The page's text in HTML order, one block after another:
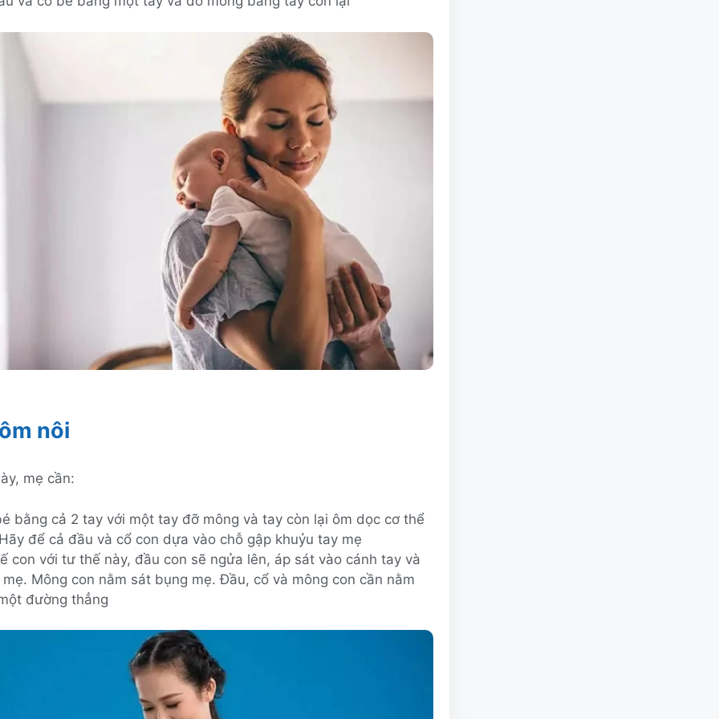
nôi
mẹ cần:
bằng cả 2 tay với một tay đỡ mông và tay còn lại ôm dọc cơ thể
để cả đầu và cổ con dựa vào chỗ gập khuỷu tay mẹ
con với tư thế này, đầu con sẽ ngửa lên, áp sát vào cánh tay và
Mông con nằm sát bụng mẹ. Đầu, cổ và mông con cần nằm
đường thẳng